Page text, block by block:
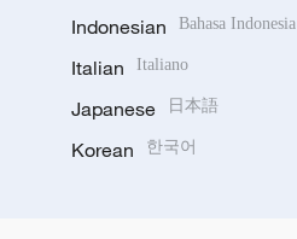
Indonesian Bahasa Indonesia
Italian Italiano
Japanese 日本語
Korean 한국어